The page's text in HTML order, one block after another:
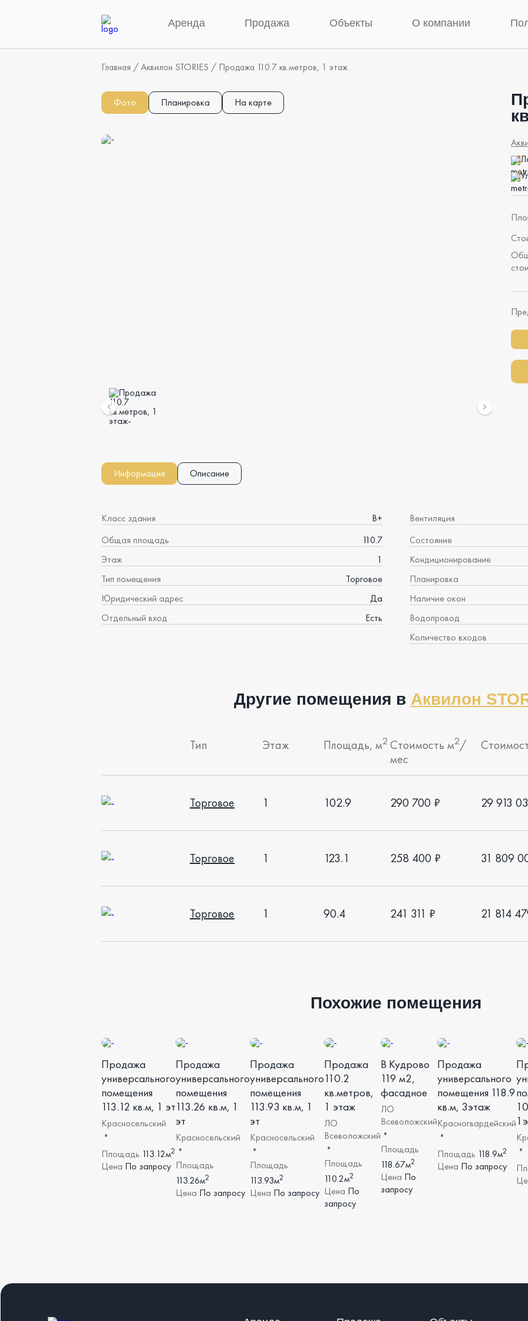
Аренда Продажа Объекты О компании
Главная /Аквилон STORIES / Продажа 110.7 кв.метров, 1 этаж
Фото Планировка На карте
Информация Описание
Класс здания
B+
Общая площадь
110.7
Этаж
1
Тип помещения
Торговое
Юридический адрес
Да
Отдельный вход
Есть
Вентиляция
Состояние
Кондиционирование
Планировка
Наличие окон
Водопровод
Количество входов
Другие помещения в Аквилон
Тип Этаж Площадь, м2 Стоимость м2/
мес
Торговое 1 102.9 290 700 ₽ 29 913
Торговое 1 123.1 258 400 ₽ 31 809
Торговое 1 90.4 241 311 ₽ 21 814
Похожие помещения
Продажа
универсального
помещения
113.12 кв.м, 1 эт
Красносельский
•
Площадь 113.12м2
Цена По запросу
Продажа
универсального
помещения
113.26 кв.м, 1
эт
Красносельский
•
Площадь
113.26м2
Цена По запросу
Продажа
универсального
помещения
113.93 кв.м, 1
эт
Красносельский
•
Площадь
113.93м2
Цена По запросу
Продажа
110.2
кв.метров,
1 этаж
ЛО
Всеволожский
•
Площадь
110.2м2
Цена По
запросу
В Кудрово
119 м2,
фасадное
ЛО
Всеволожский
•
Площадь
118.67м2
Цена По
запросу
Продажа
универсального
помещения 118.9
кв.м, 3этаж
Красногвардейский
•
Площадь 118.9м2
Цена По запросу
•